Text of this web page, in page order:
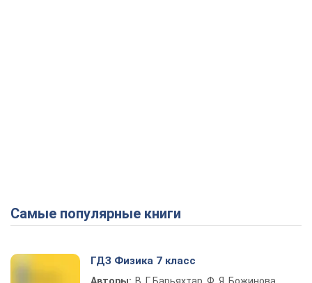
Самые популярные книги
ГДЗ Физика 7 класс